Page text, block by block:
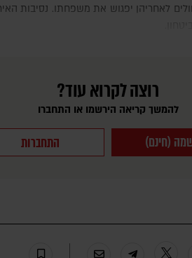
לאחריהן יפגוש את משפחתו. נסיבות
רוצה לקרוא עוד?
להמשך קריאה הירשמו או התחברו
(חינם) התחברות